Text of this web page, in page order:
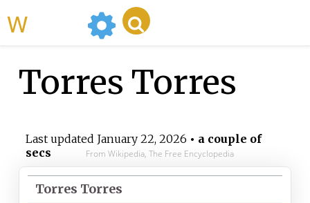
Torres Torres
Last updated January 22, 2026 • a couple of
secs
From Wikipedia, The Free Encyclopedia
Torres Torres